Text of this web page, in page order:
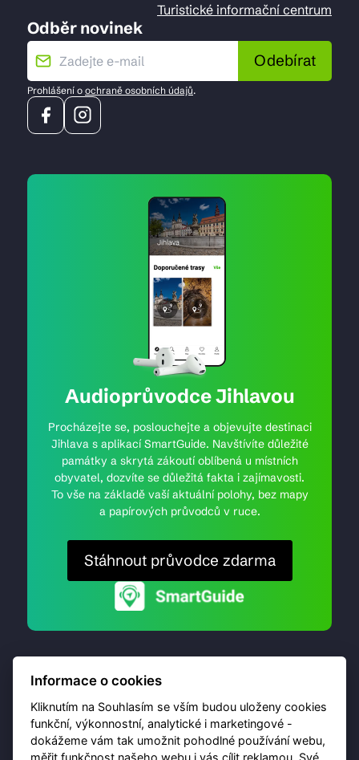
Turistické informační centrum
Odběr novinek
Odebírat
Prohlášení o ochraně osobních údajů.
Audioprůvodce Jihlavou
Procházejte se, poslouchejte a objevujte destinaci
Jihlava s aplikací SmartGuide. Navštívíte důležité
památky a skrytá zákoutí oblíbená u místních
obyvatel, dozvíte se důležitá fakta i zajímavosti.
To vše na základě vaší aktuální polohy, bez mapy
a papírových průvodců v ruce.
Stáhnout průvodce zdarma
© 2026 Destinační portál provozujeBrána Jihlavy,
Informace o cookies
Kliknutím na Souhlasím se vším budou uloženy cookies
funkční, výkonnostní, analytické i marketingové -
dokážeme vám tak umožnit pohodlné používání webu,
měřit funkčnost našeho webu i vás cílit reklamou. Své